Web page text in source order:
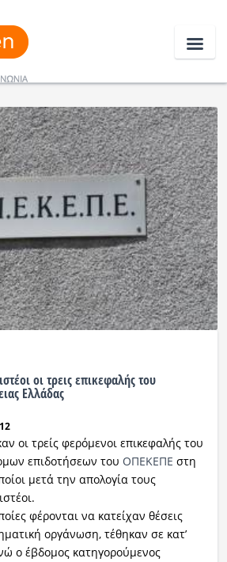
οι τρεις επικεφαλής του
Ελλάδας
οι τρείς φερόμενοι επικεφαλής του
επιδοτήσεων του ΟΠΕΚΕΠΕ στη
μετά την απολογία τους
φέρονται να κατείχαν θέσεις
οργάνωση, τέθηκαν σε κατ’
ο έβδομος κατηγορούμενος